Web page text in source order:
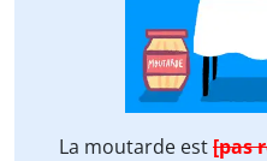
La moutarde est[pas